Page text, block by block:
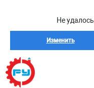
Не
Изменить